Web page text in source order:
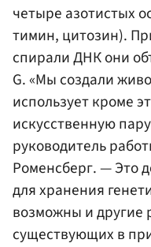
четыре азотистых
тимин, цитозин).
спирали ДНК они
G. «Мы создали
использует кроме
искусственную
руководитель
Роменсберг. — Это
для хранения
возможны и другие
существующих в